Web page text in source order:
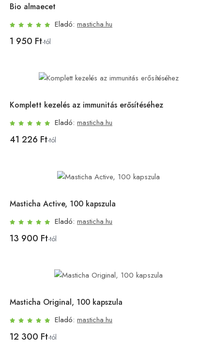
Bio almaecet
Eladó: masticha.hu
1 950 Ft-tól
Komplett kezelés az immunitás erősítéséhez
Eladó: masticha.hu
41 226 Ft-tól
Masticha Active, 100 kapszula
Eladó: masticha.hu
13 900 Ft-tól
Masticha Original, 100 kapszula
Eladó: masticha.hu
12 300 Ft-tól